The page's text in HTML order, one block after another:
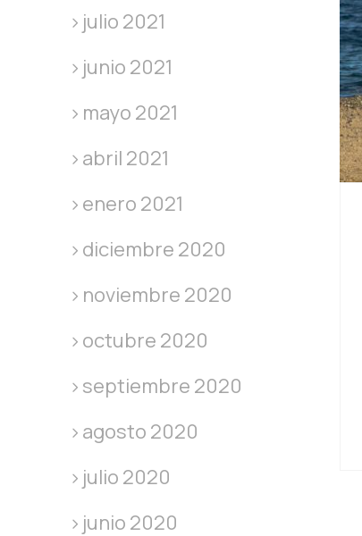
julio 2021
junio 2021
mayo 2021
abril 2021
enero 2021
diciembre 2020
noviembre 2020
octubre 2020
septiembre 2020
agosto 2020
julio 2020
junio 2020